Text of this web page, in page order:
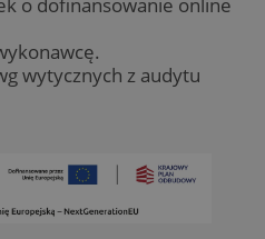
o dofinansowanie online
wytycznych z audytu